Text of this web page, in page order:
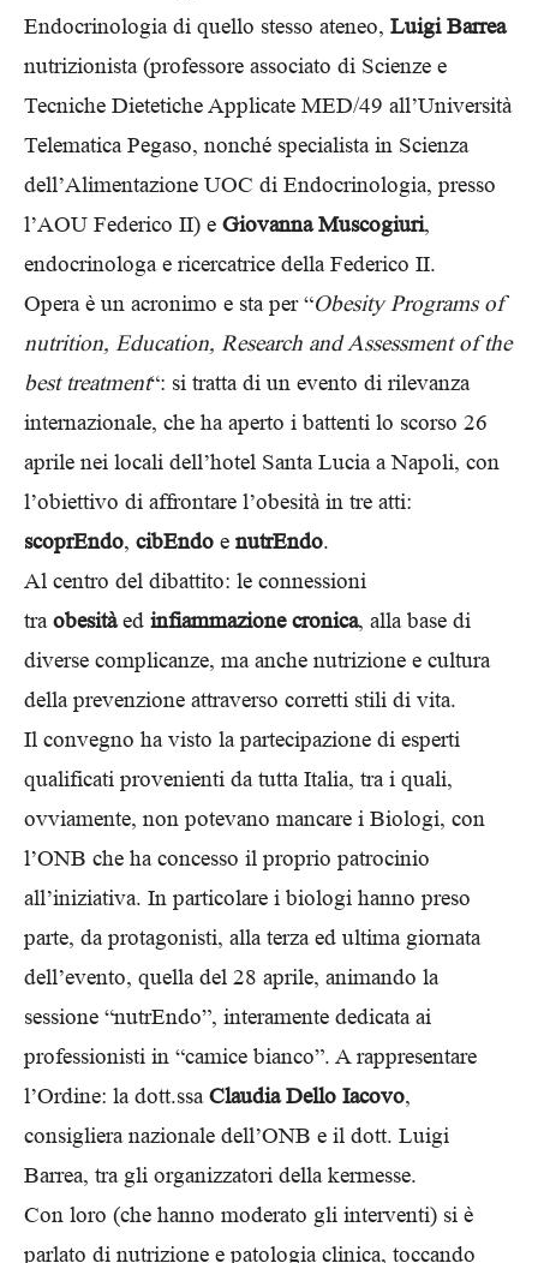
Endocrinologia di quello stesso ateneo, Luigi Barrea
nutrizionista (professore associato di Scienze e
Tecniche Dietetiche Applicate MED/49 all’Università
Telematica Pegaso, nonché specialista in Scienza
dell’Alimentazione UOC di Endocrinologia, presso
l’AOU Federico II) e Giovanna Muscogiuri,
endocrinologa e ricercatrice della Federico II.
Opera è un acronimo e sta per “Obesity Programs of
nutrition, Education, Research and Assessment of the
best treatment“: si tratta di un evento di rilevanza
internazionale, che ha aperto i battenti lo scorso 26
aprile nei locali dell’hotel Santa Lucia a Napoli, con
l’obiettivo di affrontare l’obesità in tre atti:
scoprEndo, cibEndo e nutrEndo.
Al centro del dibattito: le connessioni
traobesitàed infiammazione cronica, alla base di
diverse complicanze, ma anche nutrizione e cultura
della prevenzione attraverso corretti stili di vita.
Il convegno ha visto la partecipazione di esperti
qualificati provenienti da tutta Italia, tra i quali,
ovviamente, non potevano mancare i Biologi, con
l’ONB che ha concesso il proprio patrocinio
all’iniziativa. In particolare i biologi hanno preso
parte, da protagonisti, alla terza ed ultima giornata
dell’evento, quella del 28 aprile, animando la
sessione “nutrEndo”, interamente dedicata ai
professionisti in “camice bianco”. A rappresentare
l’Ordine: la dott.ssaClaudia Dello Iacovo,
consigliera nazionale dell’ONB e il dott. Luigi
Barrea, tra gli organizzatori della kermesse.
Con loro (che hanno moderato gli interventi) si è
parlato di nutrizione e patologia clinica, toccando